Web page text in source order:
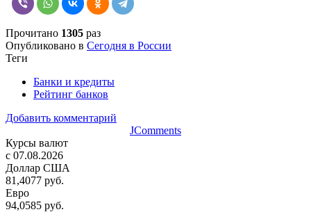
Прочитано 1305 раз
Опубликовано в Сегодня в России
Теги
Банки и кредиты
Рейтинг банков
Добавить комментарий
JComments
Курсы валют
c 07.08.2026
Доллар США
81,4077 руб.
Евро
94,0585 руб.